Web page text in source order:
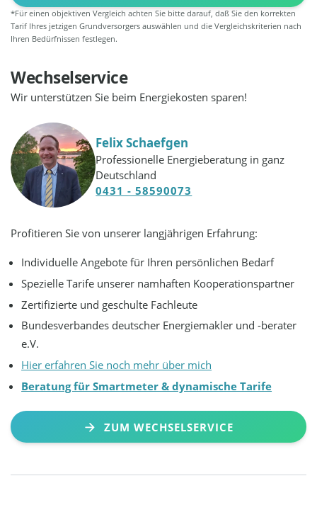
*Für einen objektiven Vergleich achten Sie bitte darauf, daß Sie den korrekten
Tarif Ihres jetzigen Grundversorgers auswählen und die Vergleichskriterien nach
Ihren Bedürfnissen festlegen.
Wechselservice
Wir unterstützen Sie beim Energiekosten sparen!
Felix Schaefgen
Professionelle Energieberatung in ganz
Deutschland
0431 - 58590073
Profitieren Sie von unserer langjährigen Erfahrung:
Individuelle Angebote für Ihren persönlichen Bedarf
Spezielle Tarife unserer namhaften Kooperationspartner
Zertifizierte und geschulte Fachleute
Bundesverbandes deutscher Energiemakler und -berater
e.V.
Hier erfahren Sie noch mehr über mich
Beratung für Smartmeter & dynamische Tarife
ZUM WECHSELSERVICE